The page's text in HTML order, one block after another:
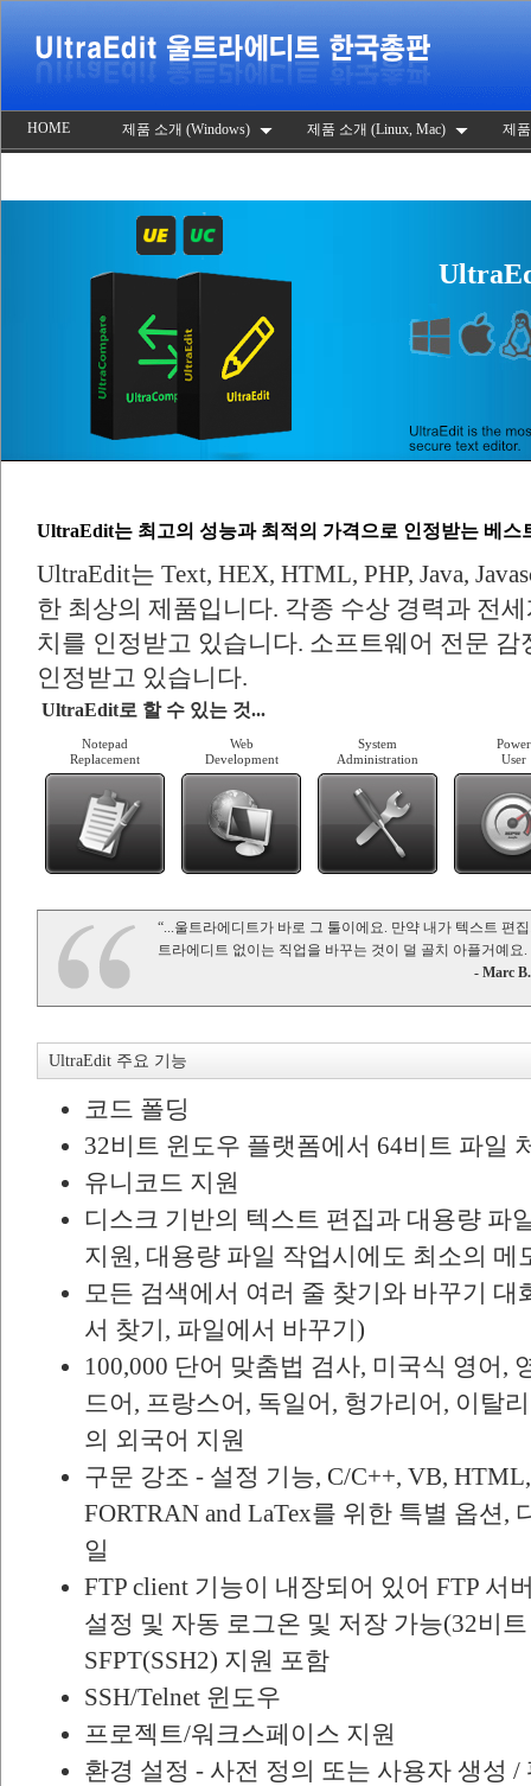
HOME 제품 소개 (Windows) 제품 소개 (Linux, Mac) 제
UltraEdit는 최고의 성능과 최적의 가격으로 인정받는 베스
UltraEdit는 Text, HEX, HTML, PHP, Java,
한 최상의 제품입니다. 각종 수상 경력과 전
치를 인정받고 있습니다. 소프트웨어 전문
인정받고 있습니다.
UltraEdit로 할 수 있는 것...
Notepad
Replacement
Web
Development
System
Administration
Power
User
“...울트라에디트가 바로 그 툴이에요. 만약 내가 텍스트 편
트라에디트 없이는 직업을 바꾸는 것이 덜 골치 아플거예
- Marc B.
UltraEdit 주요 기능
코드 폴딩
32비트 윈도우 플랫폼에서 64비트 파일
유니코드 지원
디스크 기반의 텍스트 편집과 대용량 파
지원, 대용량 파일 작업시에도 최소의 메
모든 검색에서 여러 줄 찾기와 바꾸기
서 찾기, 파일에서 바꾸기)
100,000 단어 맞춤법 검사, 미국식 영어,
드어, 프랑스어, 독일어, 헝가리어, 이탈
의 외국어 지원
구문 강조 - 설정 기능, C/C++, VB,
FORTRAN and LaTex를 위한 특별 옵션,
일
FTP client 기능이 내장되어 있어 FTP 서
설정 및 자동 로그온 및 저장 가능(32비
SFPT(SSH2) 지원 포함
SSH/Telnet 윈도우
프로젝트/워크스페이스 지원
환경 설정 - 사전 정의 또는 사용자 생성